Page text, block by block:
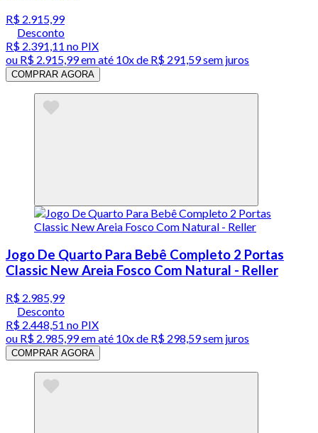
R$ 2.915,99
Desconto
R$ 2.391,11 no PIX
ou R$ 2.915,99em até 10x de R$ 291,59 sem juros
COMPRAR AGORA
Jogo De Quarto Para Bebê Completo 2 Portas
Classic New Areia Fosco Com Natural - Reller
R$ 2.985,99
Desconto
R$ 2.448,51 no PIX
ou R$ 2.985,99em até 10x de R$ 298,59 sem juros
COMPRAR AGORA